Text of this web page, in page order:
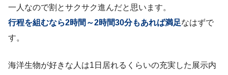
一人なので割とサクサク進んだと思います。
行程を組むなら2時間～2時間30分もあれば満足なはずで
す。
海洋生物が好きな人は1日居れるくらいの充実した展示内